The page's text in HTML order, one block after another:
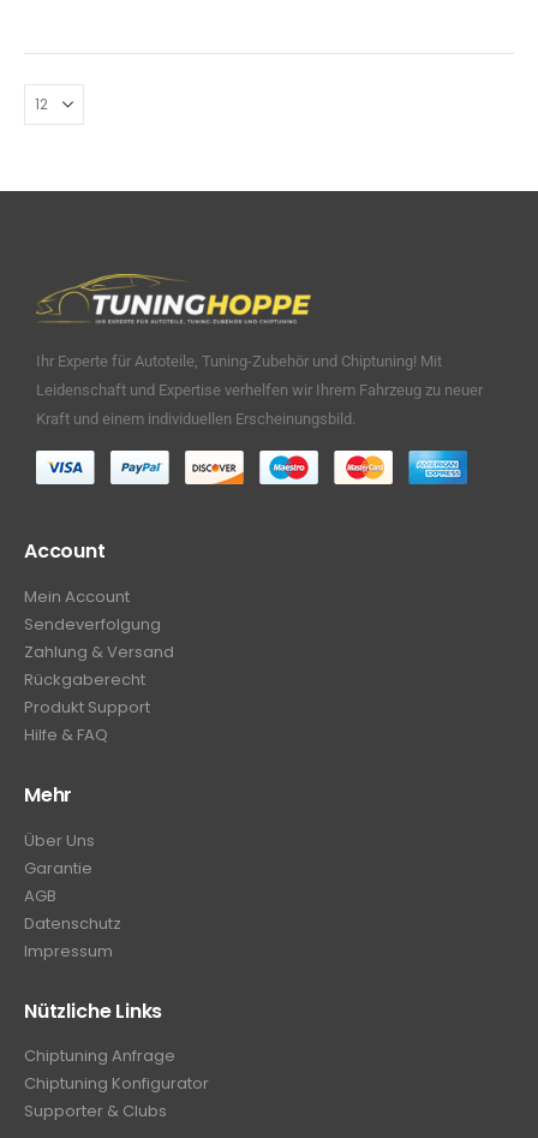
Ihr Experte für Autoteile, Tuning-Zubehör und Chiptuning! Mit
Leidenschaft und Expertise verhelfen wir Ihrem Fahrzeug zu neuer
Kraft und einem individuellen Erscheinungsbild.
Account
Mein Account
Sendeverfolgung
Zahlung & Versand
Rückgaberecht
Produkt Support
Hilfe & FAQ
Mehr
Über Uns
Garantie
AGB
Datenschutz
Impressum
Nützliche Links
Chiptuning Anfrage
Chiptuning Konfigurator
Supporter & Clubs